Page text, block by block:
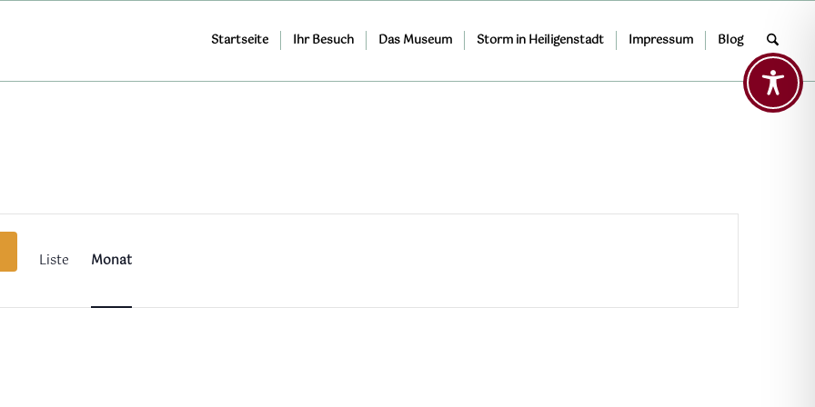
Startseite Ihr Besuch Das Museum Storm in Heiligenstadt Impressum Blog
Veranstaltung
Navigation
Liste Monat